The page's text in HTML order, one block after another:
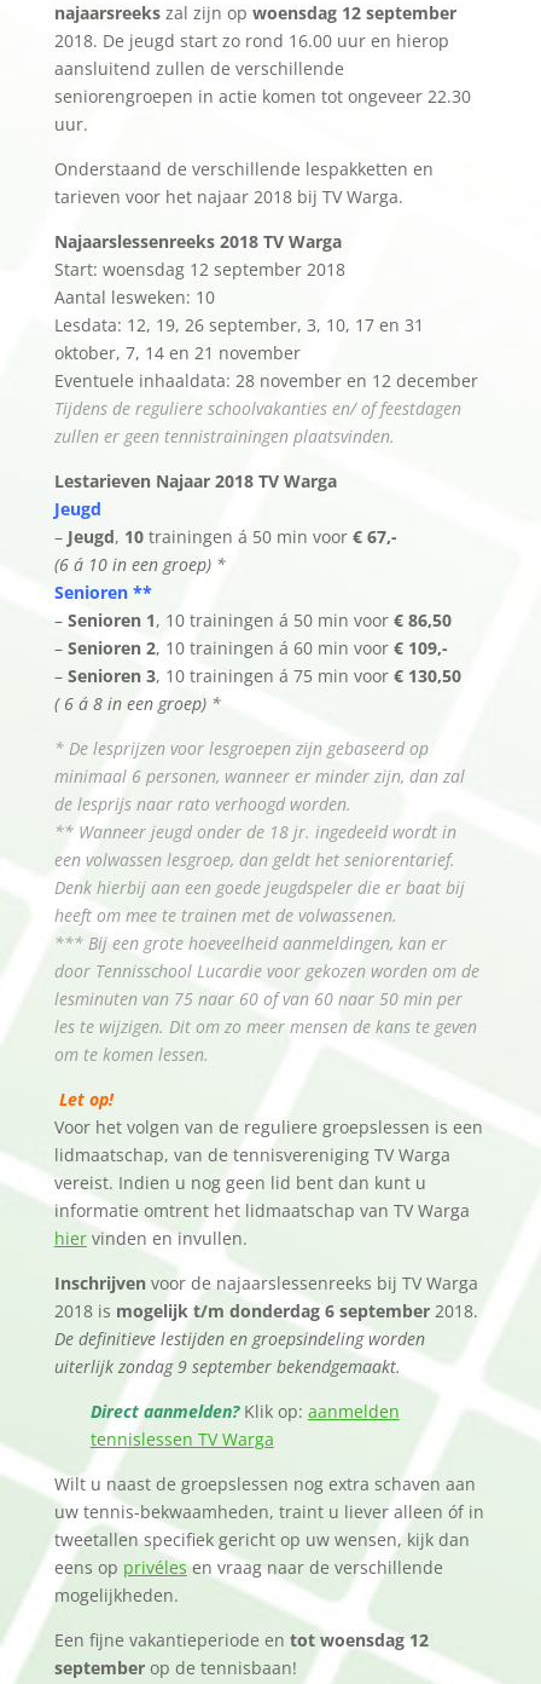
najaarsreekszal zijn op woensdag 12 september
2018. De jeugd start zo rond 16.00 uur en hierop
aansluitend zullen de verschillende
seniorengroepen in actie komen tot ongeveer 22.30
uur.
Onderstaand de verschillende lespakketten en
tarieven voor het najaar 2018 bij TV Warga.
Najaarslessenreeks 2018 TV Warga
Start: woensdag 12 september 2018
Aantal lesweken: 10
Lesdata: 12, 19, 26 september, 3, 10, 17 en 31
oktober, 7, 14 en 21 november
Eventuele inhaaldata: 28 november en 12 december
Tijdens de reguliere schoolvakanties en/ of feestdagen
zullen er geen tennistrainingen plaatsvinden.
Lestarieven Najaar 2018 TV Warga
Jeugd
– Jeugd, 10trainingen á 50 min voor € 67,-
(6 á 10 in een groep) *
Senioren **
– Senioren 1, 10 trainingen á 50 min voor € 86,50
– Senioren 2, 10 trainingen á 60 min voor € 109,-
– Senioren 3, 10 trainingen á 75 min voor € 130,50
( 6 á 8 in een groep) *
* De lesprijzen voor lesgroepen zijn gebaseerd op
minimaal 6 personen, wanneer er minder zijn, dan zal
de lesprijs naar rato verhoogd worden.
** Wanneer jeugd onder de 18 jr. ingedeeld wordt in
een volwassen lesgroep, dan geldt het seniorentarief.
Denk hierbij aan een goede jeugdspeler die er baat bij
heeft om mee te trainen met de volwassenen.
*** Bij een grote hoeveelheid aanmeldingen, kan er
door Tennisschool Lucardie voor gekozen worden om de
lesminuten van 75 naar 60 of van 60 naar 50 min per
les te wijzigen. Dit om zo meer mensen de kans te geven
om te komen lessen.
Let op!
Voor het volgen van de reguliere groepslessen is een
lidmaatschap, van de tennisvereniging TV Warga
vereist. Indien u nog geen lid bent dan kunt u
informatie omtrent het lidmaatschap van TV Warga
hiervinden en invullen.
Inschrijven voor de najaarslessenreeks bij TV Warga
2018 is mogelijk t/m donderdag 6 september 2018.
De definitieve lestijden en groepsindeling worden
uiterlijk zondag 9 september bekendgemaakt.
Direct aanmelden? Klik op: aanmelden
tennislessen TV Warga
Wilt u naast de groepslessen nog extra schaven aan
uw tennis-bekwaamheden, traint u liever alleen óf in
tweetallen specifiek gericht op uw wensen, kijk dan
eens op privélesen vraag naar de verschillende
mogelijkheden.
Een fijne vakantieperiode en tot woensdag 12
septemberop de tennisbaan!